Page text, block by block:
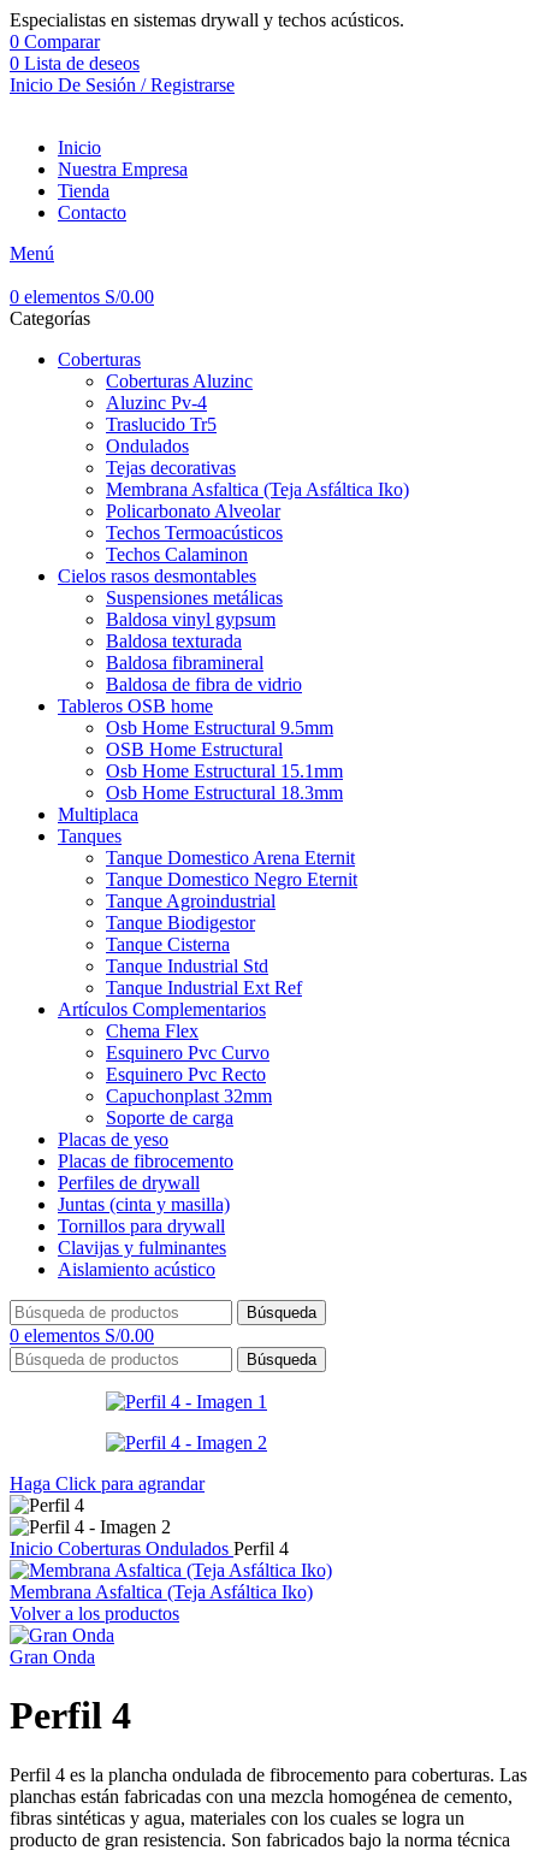
Especialistas en sistemas drywall y techos acústicos.
0 Comparar
0 Lista de deseos
Inicio De Sesión / Registrarse
Inicio
Nuestra Empresa
Tienda
Contacto
Menú
0 elementos S/0.00
Categorías
Coberturas
Coberturas Aluzinc
Aluzinc Pv-4
Traslucido Tr5
Ondulados
Tejas decorativas
Membrana Asfaltica (Teja Asfáltica Iko)
Policarbonato Alveolar
Techos Termoacústicos
Techos Calaminon
Cielos rasos desmontables
Suspensiones metálicas
Baldosa vinyl gypsum
Baldosa texturada
Baldosa fibramineral
Baldosa de fibra de vidrio
Tableros OSB home
Osb Home Estructural 9.5mm
OSB Home Estructural
Osb Home Estructural 15.1mm
Osb Home Estructural 18.3mm
Multiplaca
Tanques
Tanque Domestico Arena Eternit
Tanque Domestico Negro Eternit
Tanque Agroindustrial
Tanque Biodigestor
Tanque Cisterna
Tanque Industrial Std
Tanque Industrial Ext Ref
Artículos Complementarios
Chema Flex
Esquinero Pvc Curvo
Esquinero Pvc Recto
Capuchonplast 32mm
Soporte de carga
Placas de yeso
Placas de fibrocemento
Perfiles de drywall
Juntas (cinta y masilla)
Tornillos para drywall
Clavijas y fulminantes
Aislamiento acústico
Búsqueda
0 elementos S/0.00
Búsqueda
Haga Click para agrandar
Inicio Coberturas Ondulados Perfil 4
Membrana Asfaltica (Teja Asfáltica Iko)
Volver a los productos
Gran Onda
Perfil 4
Perfil 4 es la plancha ondulada de fibrocemento para coberturas. Las
planchas están fabricadas con una mezcla homogénea de cemento,
fibras sintéticas y agua, materiales con los cuales se logra un
producto de gran resistencia. Son fabricados bajo la norma técnica